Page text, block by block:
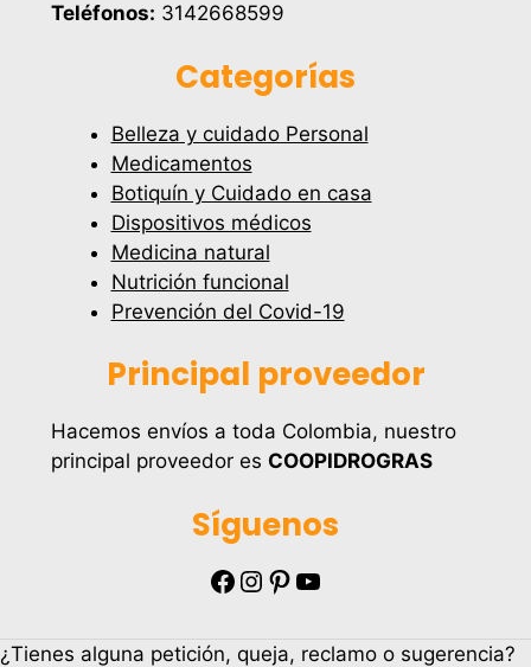
Teléfonos: 3142668599
Categorías
Belleza y cuidado Personal
Medicamentos
Botiquín y Cuidado en casa
Dispositivos médicos
Medicina natural
Nutrición funcional
Prevención del Covid-19
Principal proveedor
Hacemos envíos a toda Colombia, nuestro
principal proveedor es COOPIDROGRAS
Síguenos
Facebook Instagram Pinterest YouTube
¿Tienes alguna petición, queja, reclamo o sugerencia?